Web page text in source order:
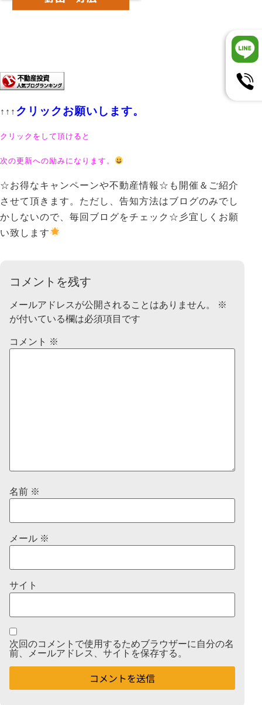
↑↑↑ クリックお願いします。
クリックをして頂けると
次の更新への励みになります。
☆お得なキャンペーンや不動産情報☆も開催＆ご紹介
させて頂きます。ただし、告知方法はブログのみでし
かしないので、毎回ブログをチェック☆彡宜しくお願
い致します
コメントを残す
メールアドレスが公開されることはありません。
※
が付いている欄は必須項目です
コメント ※
名前 ※
メール ※
サイト
次回のコメントで使用するためブラウザーに自分の名
前、メールアドレス、サイトを保存する。